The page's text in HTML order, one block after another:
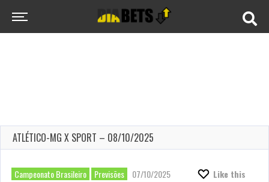
ATLÉTICO-MG X SPORT – 08/10/2025
Campeonato Brasileiro Previsões 07/10/2025
Like this